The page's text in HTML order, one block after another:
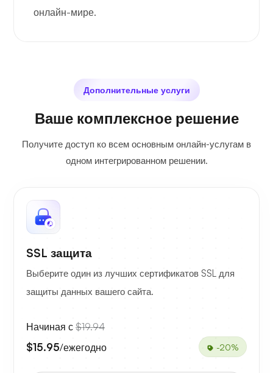
онлайн-мире.
Дополнительные услуги
Ваше комплексное решение
Получите доступ ко всем основным онлайн-услугам в
одном интегрированном решении.
SSL защита
Выберите один из лучших сертификатов SSL для
защиты данных вашего сайта.
Начиная с $19.94
$15.95/ежегодно -20%